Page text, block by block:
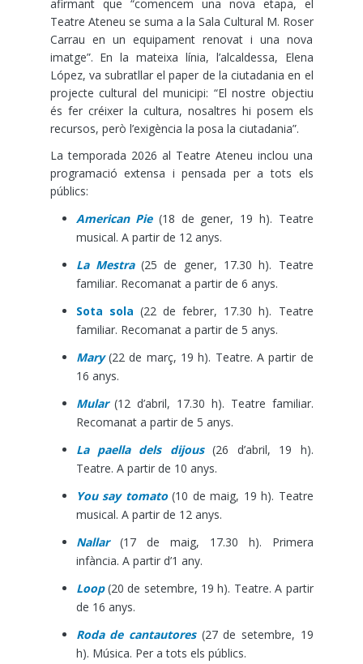
afirmant que “comencem una nova etapa, el
Teatre Ateneu se suma a la Sala Cultural M. Roser
Carrau en un equipament renovat i una nova
imatge”. En la mateixa línia, l’alcaldessa, Elena
López, va subratllar el paper de la ciutadania en el
projecte cultural del municipi: “El nostre objectiu
és fer créixer la cultura, nosaltres hi posem els
recursos, però l’exigència la posa la ciutadania”.
La temporada 2026 al Teatre Ateneu inclou una
programació extensa i pensada per a tots els
públics:
American Pie (18 de gener, 19 h). Teatre
musical. A partir de 12 anys.
La Mestra(25 de gener, 17.30 h). Teatre
familiar. Recomanat a partir de 6 anys.
Sota sola (22 de febrer, 17.30 h). Teatre
familiar. Recomanat a partir de 5 anys.
Mary(22 de març, 19 h). Teatre. A partir de
16 anys.
Mular(12 d’abril, 17.30 h). Teatre familiar.
Recomanat a partir de 5 anys.
La paella dels dijous(26 d’abril, 19 h).
Teatre. A partir de 10 anys.
You say tomato(10 de maig, 19 h). Teatre
musical. A partir de 12 anys.
Nallar(17 de maig, 17.30 h). Primera
infància. A partir d’1 any.
Loop(20 de setembre, 19 h). Teatre. A partir
de 16 anys.
Roda de cantautores(27 de setembre, 19
h). Música. Per a tots els públics.